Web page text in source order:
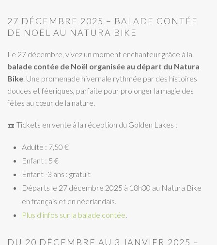
27 DÉCEMBRE 2025 – BALADE CONTÉE
DE NOËL AU NATURA BIKE
Le 27 décembre, vivez un moment enchanteur grâce à la
balade contée de Noël organisée au départ du Natura
Bike. Une promenade hivernale rythmée par des histoires
douces et féeriques, parfaite pour prolonger la magie des
fêtes au cœur de la nature.
🎫 Tickets en vente à la réception du Golden Lakes :
Adulte : 7,50 €
Enfant : 5 €
Enfant -3 ans : gratuit
Départs le 27 décembre 2025 à 18h30 au Natura Bike
en français et en néerlandais.
Plus d'infos sur la balade contée.
DU 20 DÉCEMBRE AU 3 JANVIER 2025 –